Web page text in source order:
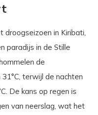
in Kiribati,
paradijs in de Stille
de
terwijl de nachten
De kans op regen is
van neerslag, wat het